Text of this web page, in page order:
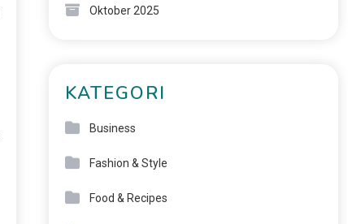
Oktober 2025
KATEGORI
Business
Fashion & Style
Food & Recipes